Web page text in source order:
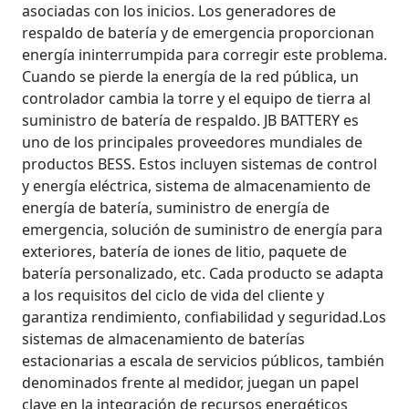
asociadas con los inicios. Los generadores de
respaldo de batería y de emergencia proporcionan
energía ininterrumpida para corregir este problema.
Cuando se pierde la energía de la red pública, un
controlador cambia la torre y el equipo de tierra al
suministro de batería de respaldo. JB BATTERY es
uno de los principales proveedores mundiales de
productos BESS. Estos incluyen sistemas de control
y energía eléctrica, sistema de almacenamiento de
energía de batería, suministro de energía de
emergencia, solución de suministro de energía para
exteriores, batería de iones de litio, paquete de
batería personalizado, etc. Cada producto se adapta
a los requisitos del ciclo de vida del cliente y
garantiza rendimiento, confiabilidad y seguridad.Los
sistemas de almacenamiento de baterías
estacionarias a escala de servicios públicos, también
denominados frente al medidor, juegan un papel
clave en la integración de recursos energéticos